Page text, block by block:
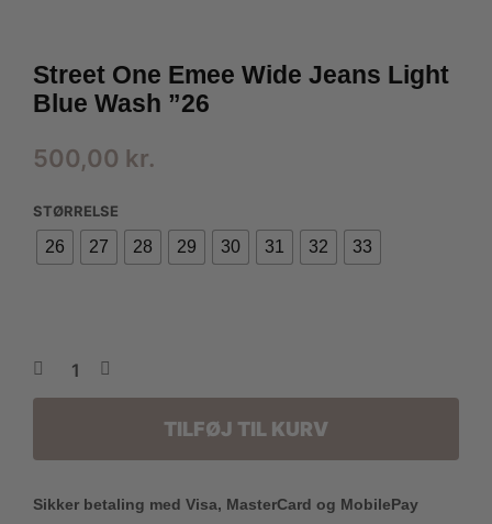
Street One Emee Wide Jeans Light
Blue Wash ”26
500,00 kr.
STØRRELSE
26 27 28 29 30 31 32 33
TILFØJ TIL KURV
Sikker betaling med Visa, MasterCard og MobilePay